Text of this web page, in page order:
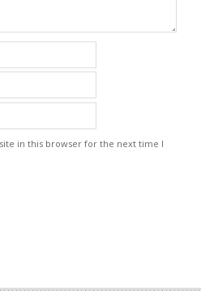
in this browser for the next time I